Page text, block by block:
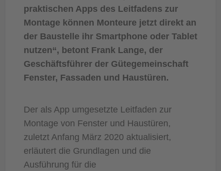
praktischen Apps des Leitfadens zur
Montage können Monteure jetzt direkt an
der Baustelle ihr Smartphone oder Tablet
nutzen“, betont Frank Lange, der
Geschäftsführer der Gütegemeinschaft
Fenster, Fassaden und Haustüren.
Der als App umgesetzte Leitfaden zur
Montage von Fenster und Haustüren,
zuletzt Anfang März 2020 aktualisiert,
erläutert die Grundlagen und die
Ausführung für die